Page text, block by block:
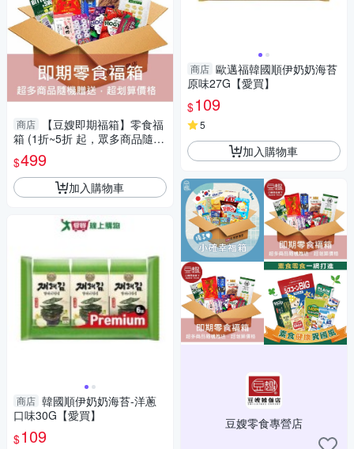
商店
【豆嫂即期福箱】零食福
箱 (1折~5折 起，眾多商品隨機
出貨)(豪華型)(免運)
$499
加入購物車
商店 韓國順伊奶奶海苔-洋蔥
口味30G【愛買】
$109
商店 歐邁福韓國順伊奶奶海苔
原味27G【愛買】
$109
5
加入購物車
豆嫂零食專營店